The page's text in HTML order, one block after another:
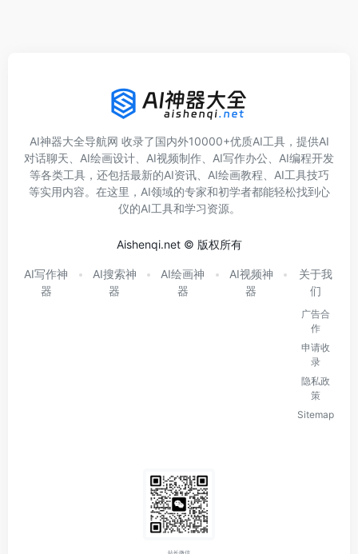
AI神器大全导航网 收录了国内外10000+优质AI工具，提供AI
对话聊天、AI绘画设计、AI视频制作、AI写作办公、AI编程开发
等各类工具，还包括最新的AI资讯、AI绘画教程、AI工具技巧
等实用内容。在这里，AI领域的专家和初学者都能轻松找到心
仪的AI工具和学习资源。
Aishenqi.net © 版权所有
AI写作神
器
AI搜索神
器
AI绘画神
器
AI视频神
器
关于我
们
广告合
作
申请收
录
隐私政
策
Sitemap